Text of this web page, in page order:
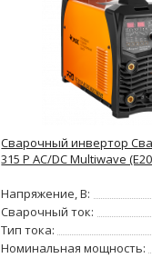
Сварочный инвертор
315 P AC/DC Multiwave
Напряжение, В:
Сварочный ток:
Тип тока:
Номинальная мощность: